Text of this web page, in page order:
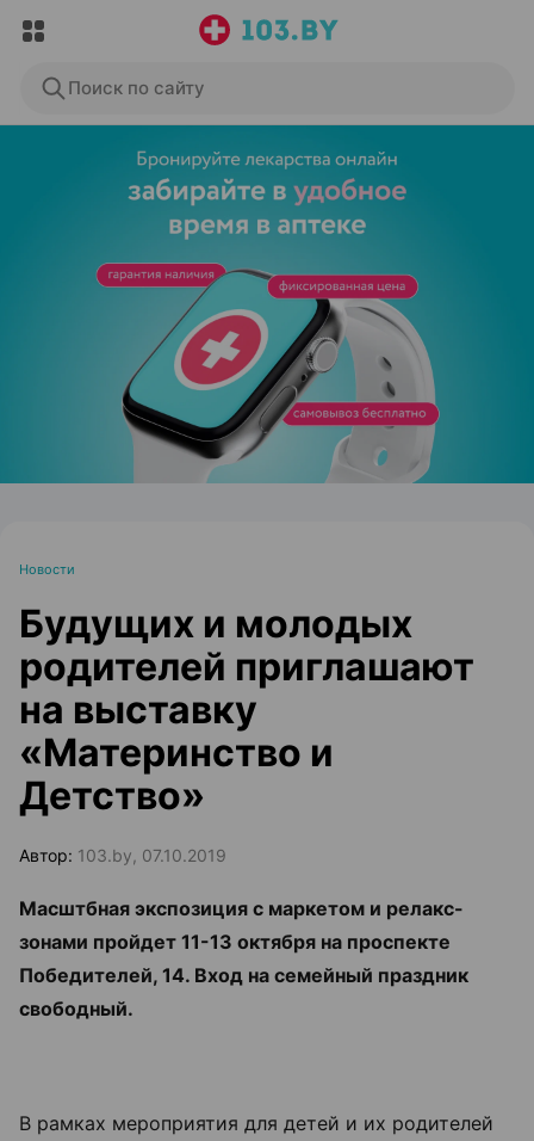
Поиск по сайту
ЭФФЕКТИВНАЯ РЕКЛАМА НА САЙТЕ
Новости
Будущих и молодых
родителей приглашают
на выставку
«Материнство и
Детство»
Автор: 103.by, 07.10.2019
Масштбная экспозиция с маркетом и релакс-
зонами пройдет 11-13 октября на проспекте
Победителей, 14. Вход на семейный праздник
свободный.
В рамках мероприятия для детей и их родителей